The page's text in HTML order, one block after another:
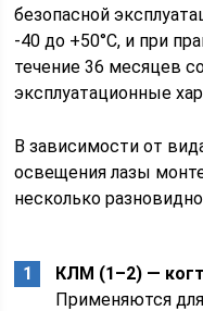
безопасной
-40 до +50°С, и при
течение 36 месяцев
эксплуатационные
В зависимости от
освещения лазы
несколько
КЛМ (1–2) —
Применяются